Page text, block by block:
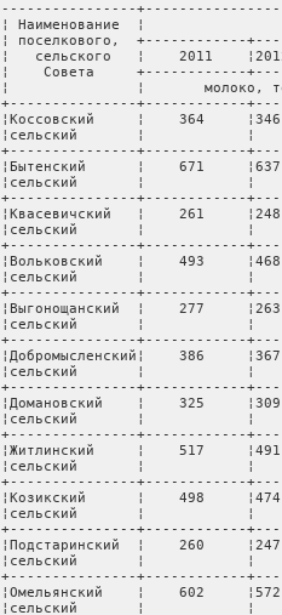
----------------
¦ Наименование  ¦
¦ поселкового,  +------------
¦   сельского   ¦    2011
¦    Совета     +------------
¦               ¦       молоко,
+---------------+------------
¦Коссовский     ¦    364     ¦346
¦сельский       ¦
+---------------+------------
¦Бытенский      ¦    671     ¦637
¦сельский       ¦
+---------------+------------
¦Квасевичский   ¦    261     ¦248
¦сельский       ¦
+---------------+------------
¦Вольковский    ¦    493     ¦468
¦сельский       ¦
+---------------+------------
¦Выгонощанский  ¦    277     ¦263
¦сельский       ¦
+---------------+------------
¦Добромысленский¦    386
¦сельский       ¦
+---------------+------------
¦Домановский    ¦    325     ¦309
¦сельский       ¦
+---------------+------------
¦Житлинский     ¦    517     ¦491
¦сельский       ¦
+---------------+------------
¦Козикский      ¦    498     ¦474
¦сельский       ¦
+---------------+------------
¦Подстаринский  ¦    260     ¦247
¦сельский       ¦
+---------------+------------
¦Омельянский    ¦    602     ¦572
¦сельский       ¦